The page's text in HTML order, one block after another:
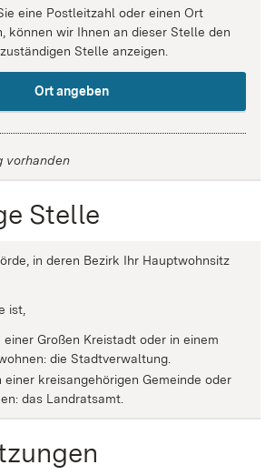
eine Postleitzahl oder einen Ort
können wir Ihnen an dieser Stelle den
Stelle anzeigen.
Ort angeben
vorhanden
Stelle
in deren Bezirk Ihr Hauptwohnsitz
ist,
einer Großen Kreistadt oder in einem
die Stadtverwaltung.
einer kreisangehörigen Gemeinde oder
das Landratsamt.